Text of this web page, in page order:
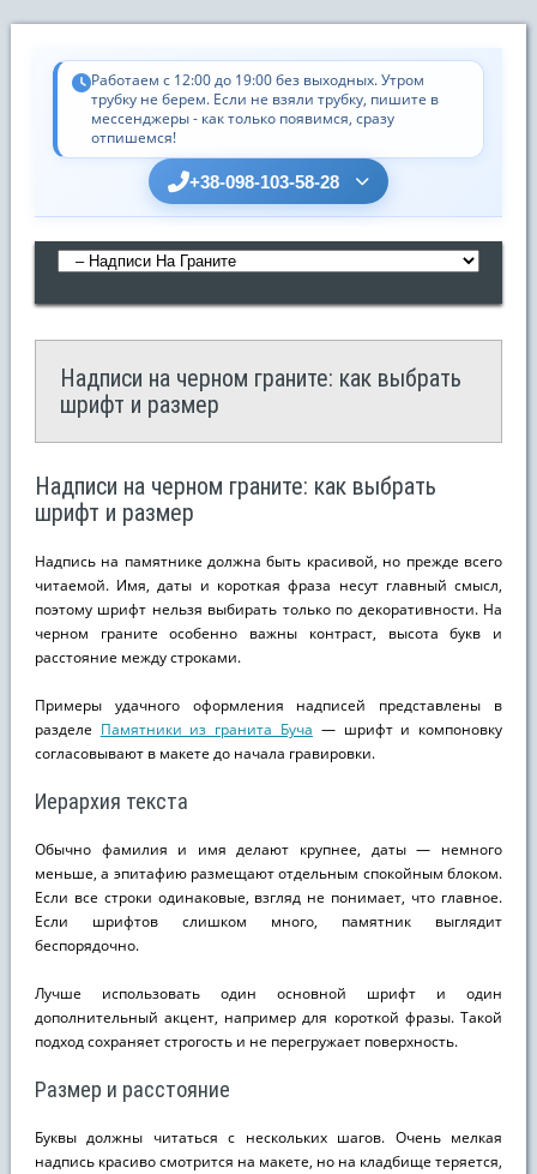
Работаем с 12:00 до 19:00 без выходных. Утром
трубку не берем. Если не взяли трубку, пишите в
мессенджеры - как только появимся, сразу
отпишемся!
+38-098-103-58-28
Надписи на черном граните: как выбрать
шрифт и размер
Надписи на черном граните: как выбрать
шрифт и размер
Надпись на памятнике должна быть красивой, но прежде всего
читаемой. Имя, даты и короткая фраза несут главный смысл,
поэтому шрифт нельзя выбирать только по декоративности. На
черном граните особенно важны контраст, высота букв и
расстояние между строками.
Примеры удачного оформления надписей представлены в
разделе Памятники из гранита Буча — шрифт и компоновку
согласовывают в макете до начала гравировки.
Иерархия текста
Обычно фамилия и имя делают крупнее, даты — немного
меньше, а эпитафию размещают отдельным спокойным блоком.
Если все строки одинаковые, взгляд не понимает, что главное.
Если шрифтов слишком много, памятник выглядит
беспорядочно.
Лучше использовать один основной шрифт и один
дополнительный акцент, например для короткой фразы. Такой
подход сохраняет строгость и не перегружает поверхность.
Размер и расстояние
Буквы должны читаться с нескольких шагов. Очень мелкая
надпись красиво смотрится на макете, но на кладбище теряется,